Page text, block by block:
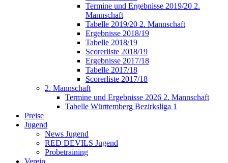
Termine und Ergebnisse 2019/20 2.
Mannschaft
Tabelle 2019/20 2. Mannschaft
Ergebnisse 2018/19
Tabelle 2018/19
Scorerliste 2018/19
Ergebnisse 2017/18
Tabelle 2017/18
Scorerliste 2017/18
2. Mannschaft
Termine und Ergebnisse 2026 2. Mannschaft
Tabelle Württemberg Bezirksliga 1
Preise
Jugend
News Jugend
RED DEVILS Jugend
Probetraining
Verein